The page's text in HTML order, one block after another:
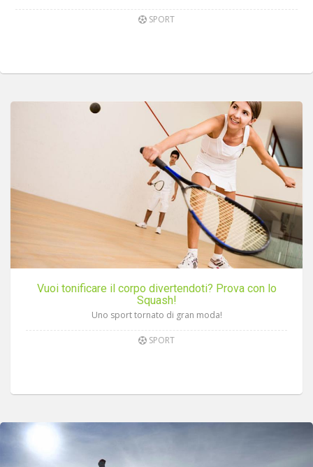
SPORT
Vuoi tonificare il corpo divertendoti? Prova con lo
Squash!
Uno sport tornato di gran moda!
SPORT